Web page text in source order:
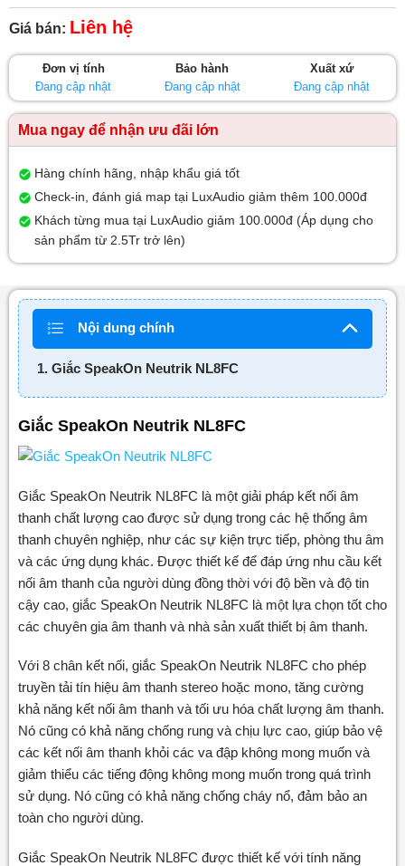
Được
xếp
hạng
5
Giá bán: Liên hệ
Đơn vị tính
Đang cập nhật
Bảo hành
Đang cập nhật
Xuất xứ
Đang cập nhật
Mua ngay để nhận ưu đãi lớn
Hàng chính hãng, nhập khẩu giá tốt
Check-in, đánh giá map tại LuxAudio giảm thêm 100.000đ
Khách từng mua tại LuxAudio giảm 100.000đ (Áp dụng cho
sản phẩm từ 2.5Tr trở lên)
Nội dung chính
1. Giắc SpeakOn Neutrik NL8FC
Giắc SpeakOn Neutrik NL8FC
Giắc SpeakOn Neutrik NL8FC là một giải pháp kết nối âm
thanh chất lượng cao được sử dụng trong các hệ thống âm
thanh chuyên nghiệp, như các sự kiện trực tiếp, phòng thu âm
và các ứng dụng khác. Được thiết kế để đáp ứng nhu cầu kết
nối âm thanh của người dùng đồng thời với độ bền và độ tin
cậy cao, giắc SpeakOn Neutrik NL8FC là một lựa chọn tốt cho
các chuyên gia âm thanh và nhà sản xuất thiết bị âm thanh.
Với 8 chân kết nối, giắc SpeakOn Neutrik NL8FC cho phép
truyền tải tín hiệu âm thanh stereo hoặc mono, tăng cường
khả năng kết nối âm thanh và tối ưu hóa chất lượng âm thanh.
Nó cũng có khả năng chống rung và chịu lực cao, giúp bảo vệ
các kết nối âm thanh khỏi các va đập không mong muốn và
giảm thiểu các tiếng động không mong muốn trong quá trình
sử dụng. Nó cũng có khả năng chống cháy nổ, đảm bảo an
toàn cho người dùng.
Giắc SpeakOn Neutrik NL8FC được thiết kế với tính năng